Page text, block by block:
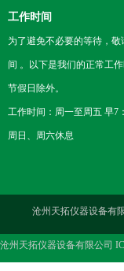
工作时间
为了避免不必要的等待，
间 。以下是我们的正常工
节假日除外。
工作时间：周一至周五 早7
周日、周六休息
沧州天拓仪器设备有
沧州天拓仪器设备有限公司